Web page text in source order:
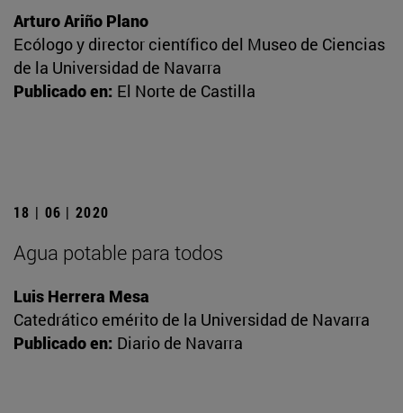
Arturo Ariño Plano
Ecólogo y director científico del Museo de Ciencias
de la Universidad de Navarra
Publicado en: El Norte de Castilla
18 | 06 | 2020
Agua potable para todos
Luis Herrera Mesa
Catedrático emérito de la Universidad de Navarra
Publicado en: Diario de Navarra